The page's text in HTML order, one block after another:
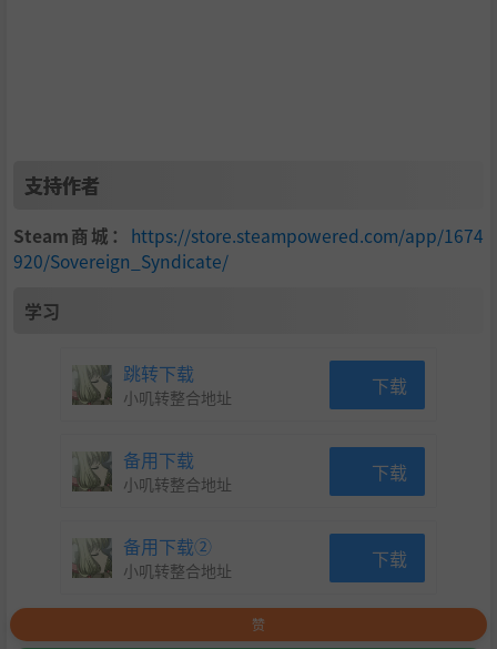
你将面对每一个棘手的选择，质疑自己的决定，挑战自己的
案，只有你自己的抉择。就像伦敦的街头，什么都可能发
支持作者
Steam商城： https://store.steampowered.com/app/1674
920/Sovereign_Syndicate/
学习
跳转下载
小叽转整合地址 下载
备用下载
小叽转整合地址 下载
备用下载②
小叽转整合地址 下载
赞